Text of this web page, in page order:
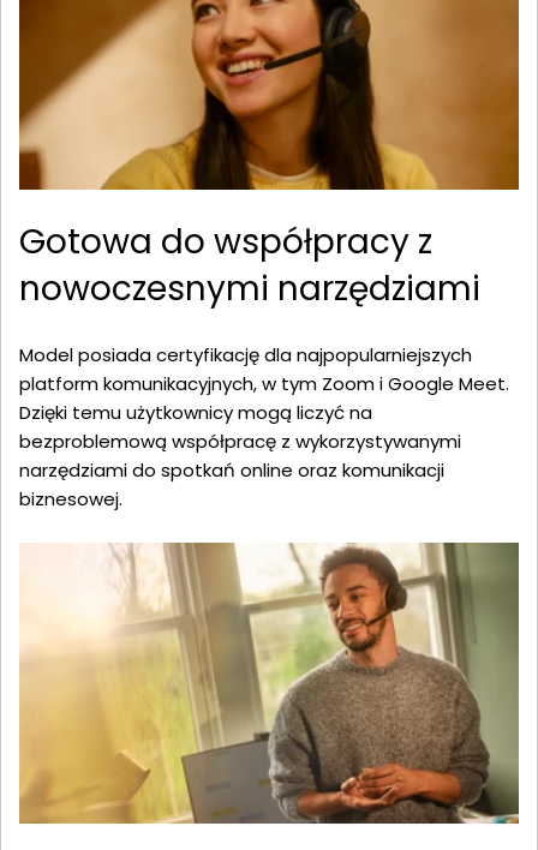
Gotowa do współpracy z
nowoczesnymi narzędziami
Model posiada certyfikację dla najpopularniejszych
platform komunikacyjnych, w tym Zoom i Google Meet.
Dzięki temu użytkownicy mogą liczyć na
bezproblemową współpracę z wykorzystywanymi
narzędziami do spotkań online oraz komunikacji
biznesowej.